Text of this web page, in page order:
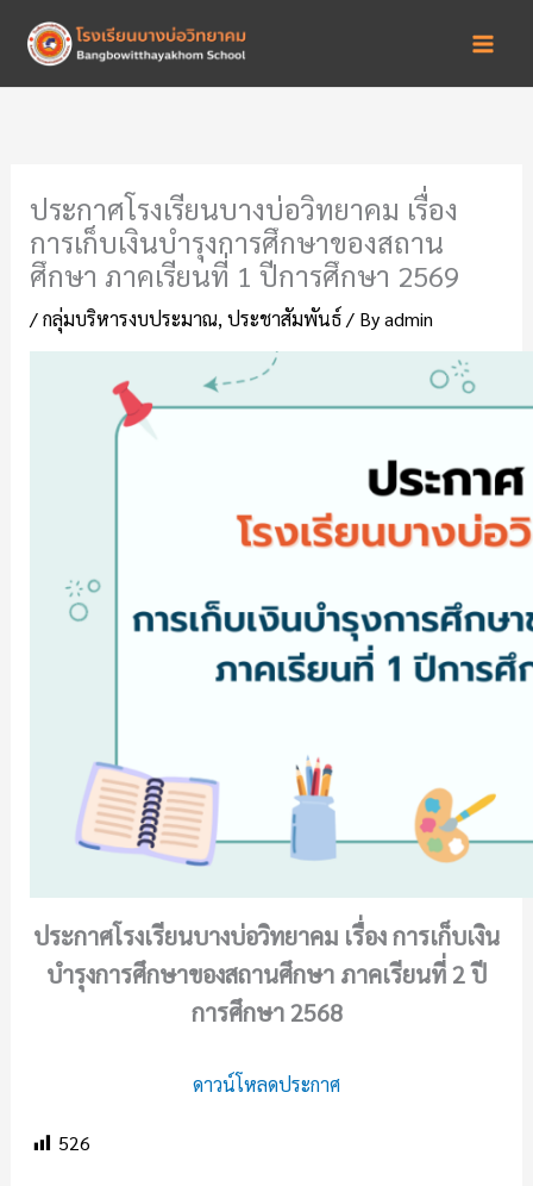
content
ประกาศโรงเรียนบางบ่อวิทยาคม เรื่อง
การเก็บเงินบำรุงการศึกษาของสถาน
ศึกษา ภาคเรียนที่ 1 ปีการศึกษา 2569
/กลุ่มบริหารงบประมาณ,ประชาสัมพันธ์/ Byadmin
ประกาศโรงเรียนบางบ่อวิทยาคม เรื่อง การเก็บเงิน
บำรุงการศึกษาของสถานศึกษา ภาคเรียนที่ 2 ปี
การศึกษา 2568
ดาวน์โหลดประกาศ
526